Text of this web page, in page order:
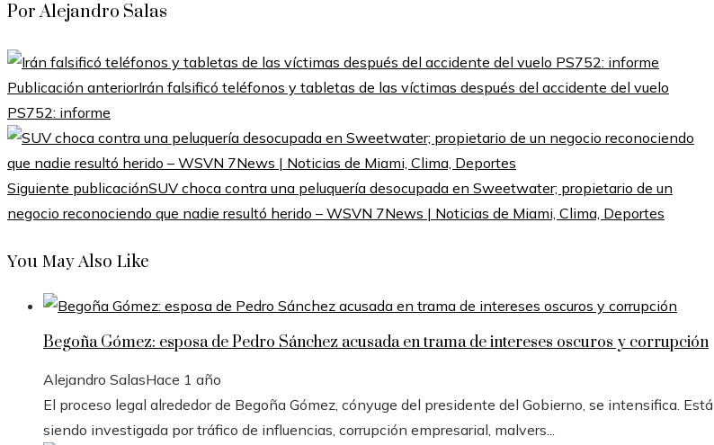
Por Alejandro Salas
Publicación anteriorIrán falsificó teléfonos y tabletas de las víctimas después del accidente del vuelo
PS752: informe
Siguiente publicaciónSUV choca contra una peluquería desocupada en Sweetwater; propietario de un
negocio reconociendo que nadie resultó herido – WSVN 7News | Noticias de Miami, Clima, Deportes
You May Also Like
Begoña Gómez: esposa de Pedro Sánchez acusada en trama de intereses oscuros y corrupción
Alejandro SalasHace 1 año
El proceso legal alrededor de Begoña Gómez, cónyuge del presidente del Gobierno, se intensifica. Está
siendo investigada por tráfico de influencias, corrupción empresarial, malvers...